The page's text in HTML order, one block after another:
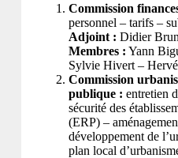
Commission
personnel – tarifs –
Adjoint : Didier
Membres : Yann
Sylvie Hivert –
Commission
publique : entretien
sécurité des
(ERP) –
développement de
plan local